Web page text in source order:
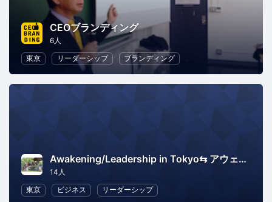
CEOブランディング
6人
東京
リーダーシップ ブランディング
Awakening/Leadership in Tokyo⇆ アウェークニング・リーダーシップ in 東京
14人
東京
ビジネス リーダーシップ